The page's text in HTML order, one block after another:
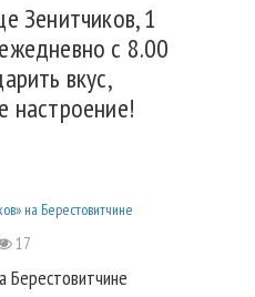
Зенитчиков, 1
с 8.00
вкус,
настроение!
17
Берестовитчине